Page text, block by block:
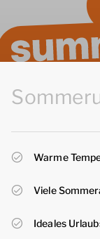
Warme
Viele
Ideales